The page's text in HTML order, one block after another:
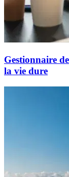
Gestionnaire
la vie dure